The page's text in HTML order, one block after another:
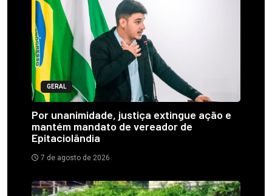
GERAL
Por unanimidade, justiça extingue ação e
mantém mandato de vereador de
Epitaciolândia
7 de agosto de 2026